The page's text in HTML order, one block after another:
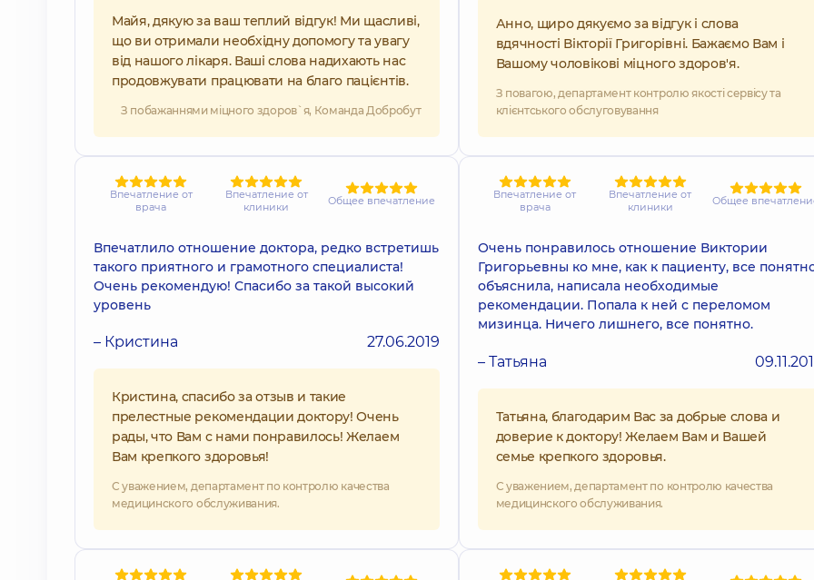
Майя, дякую за ваш теплий відгук! Ми щасливі,
що ви отримали необхідну допомогу та увагу
від нашого лікаря. Ваші слова надихають нас
продовжувати працювати на благо пацієнтів.
З побажаннями міцного здоров`я, Команда Добробут
Анно, щиро дякуємо за відгук і слова
вдячності Вікторії Григорівні. Бажаємо Вам і
Вашому чоловікові міцного здоров'я.
З повагою, департамент контролю якості сервісу та
клієнтського обслуговування
Впечатление от
врача
Впечатление от
клиники
Общее впечатление
Впечатлило отношение доктора, редко встретишь
такого приятного и грамотного специалиста!
Очень рекомендую! Спасибо за такой высокий
уровень
– Кристина 27.06.2019
Кристина, спасибо за отзыв и такие
прелестные рекомендации доктору! Очень
рады, что Вам с нами понравилось! Желаем
Вам крепкого здоровья!
С уважением, департамент по контролю качества
медицинского обслуживания.
Впечатление от
врача
Впечатление от
клиники
Общее
Очень понравилось отношение Виктории
Григорьевны ко мне, как к пациенту, все
объяснила, написала необходимые
рекомендации. Попала к ней с переломом
мизинца. Ничего лишнего, все понятно.
– Татьяна
Татьяна, благодарим Вас за добрые слова и
доверие к доктору! Желаем Вам и Вашей
семье крепкого здоровья.
С уважением, департамент по контролю качества
медицинского обслуживания.